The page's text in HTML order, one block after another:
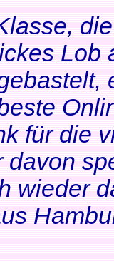
Lob
für die
wieder